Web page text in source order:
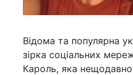
Відома та популярна
зірка соціальних
Кароль, яка